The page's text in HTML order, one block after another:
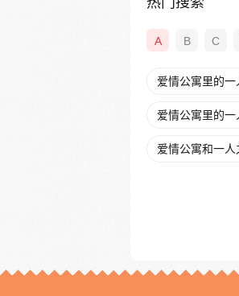
A B C
爱情公寓里的
爱情公寓里的一
爱情公寓和一人